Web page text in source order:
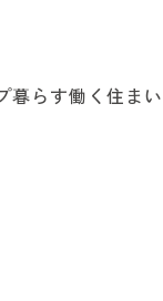
暮らす働く 住まい